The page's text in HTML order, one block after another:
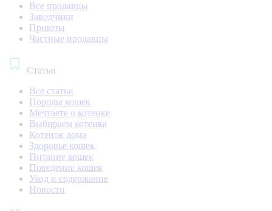
Все продавцы
Заводчики
Приюты
Частные продавцы
Статьи
Все статьи
Породы кошек
Мечтаете о котенке
Выбираем котенка
Котенок дома
Здоровье кошек
Питание кошек
Поведение кошек
Уход и содержание
Новости